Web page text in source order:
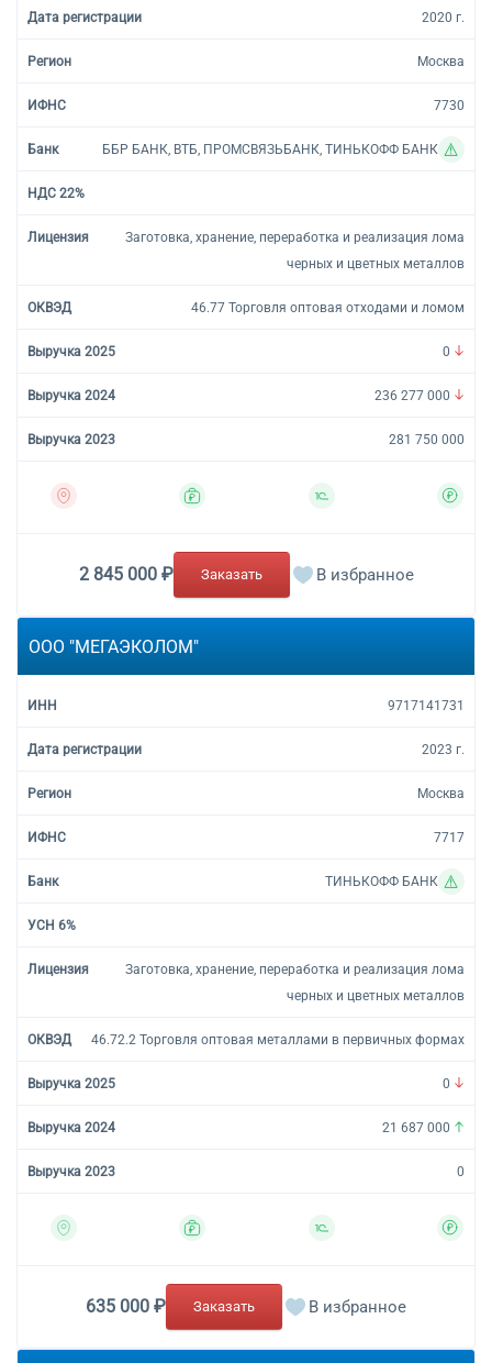
2020 г.
Москва
7730
ББР БАНК, ВТБ, ПРОМСВЯЗЬБАНК, ТИНЬКОФФ БАНК
Заготовка, хранение, переработка и реализация лома
черных и цветных металлов
46.77 Торговля оптовая отходами и ломом
0
236 277 000
281 750 000
2 845 000 ₽ Заказать В избранное
ООО "МЕГАЭКОЛОМ"
9717141731
2023 г.
Москва
7717
ТИНЬКОФФ БАНК
Заготовка, хранение, переработка и реализация лома
черных и цветных металлов
46.72.2 Торговля оптовая металлами в первичных формах
0
21 687 000
0
635 000 ₽ Заказать В избранное